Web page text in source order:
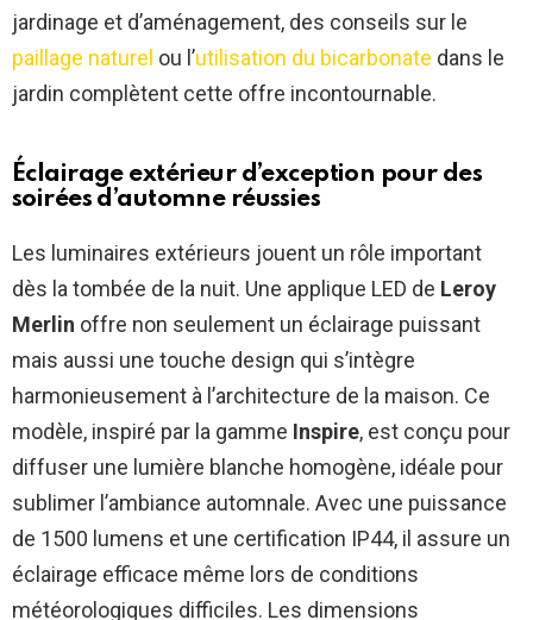
jardinage et d’aménagement, des conseils sur le
paillage naturel ou l’utilisation du bicarbonate dans le
jardin complètent cette offre incontournable.
Éclairage extérieur d’exception pour des
soirées d’automne réussies
Les luminaires extérieurs jouent un rôle important
dès la tombée de la nuit. Une applique LED de Leroy
Merlin offre non seulement un éclairage puissant
mais aussi une touche design qui s’intègre
harmonieusement à l’architecture de la maison. Ce
modèle, inspiré par la gamme Inspire, est conçu pour
diffuser une lumière blanche homogène, idéale pour
sublimer l’ambiance automnale. Avec une puissance
de 1500 lumens et une certification IP44, il assure un
éclairage efficace même lors de conditions
météorologiques difficiles. Les dimensions